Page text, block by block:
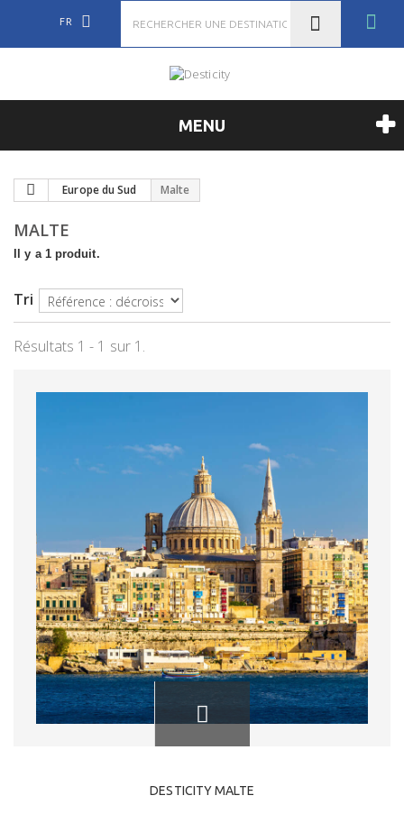
FR
MENU
Europe du Sud Malte
MALTE
Il y a 1 produit.
Tri
Résultats 1 - 1 sur 1.
DESTICITY MALTE